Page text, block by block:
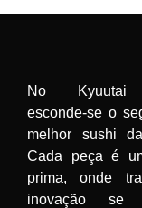
No Kyuutai
esconde-se o
melhor sushi
Cada peça é
prima, onde
inovação se